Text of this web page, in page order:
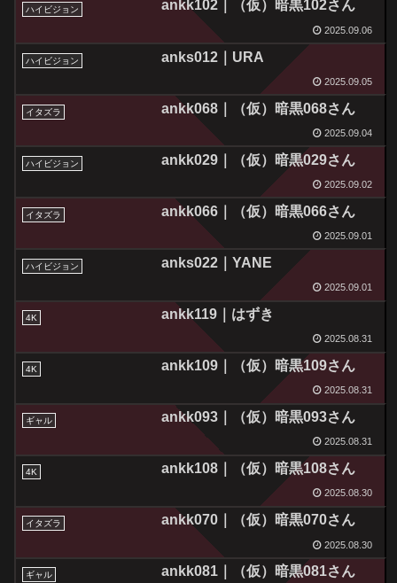
ハイビジョン ankk102｜（仮）暗黒102さん
2025.09.06
ハイビジョン anks012｜URA
2025.09.05
イタズラ ankk068｜（仮）暗黒068さん
2025.09.04
ハイビジョン ankk029｜（仮）暗黒029さん
2025.09.02
イタズラ ankk066｜（仮）暗黒066さん
2025.09.01
ハイビジョン anks022｜YANE
2025.09.01
4K ankk119｜はずき
2025.08.31
4K ankk109｜（仮）暗黒109さん
2025.08.31
ギャル ankk093｜（仮）暗黒093さん
2025.08.31
4K ankk108｜（仮）暗黒108さん
2025.08.30
イタズラ ankk070｜（仮）暗黒070さん
2025.08.30
ギャル ankk081｜（仮）暗黒081さん